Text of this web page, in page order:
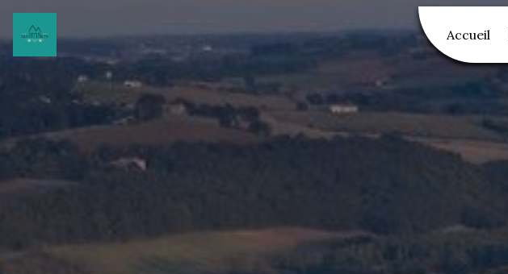
Accueil
Panneau de gestion des cookies